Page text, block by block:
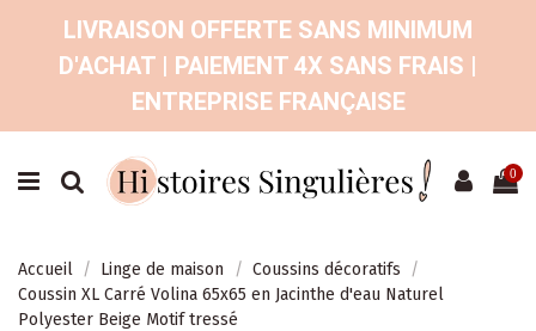
LIVRAISON OFFERTE SANS MINIMUM
D'ACHAT | PAIEMENT 4X SANS FRAIS |
ENTREPRISE FRANÇAISE
0
Accueil Linge de maison
Coussins décoratifs
Coussin XL Carré Volina 65x65 en Jacinthe d'eau Naturel
Polyester Beige Motif tressé